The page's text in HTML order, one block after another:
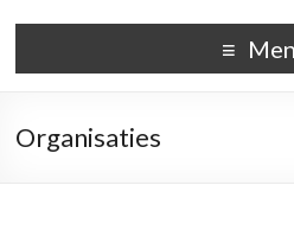
Organisaties